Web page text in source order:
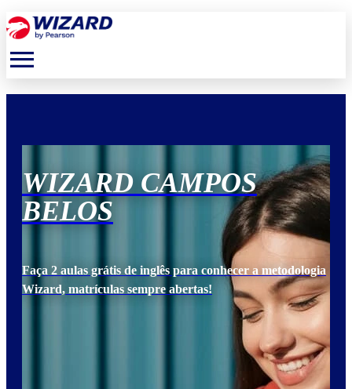
menu
WIZARD CAMPOS
BELOS
Faça 2 aulas grátis de inglês para conhecer a metodologia
Wizard, matrículas sempre abertas!